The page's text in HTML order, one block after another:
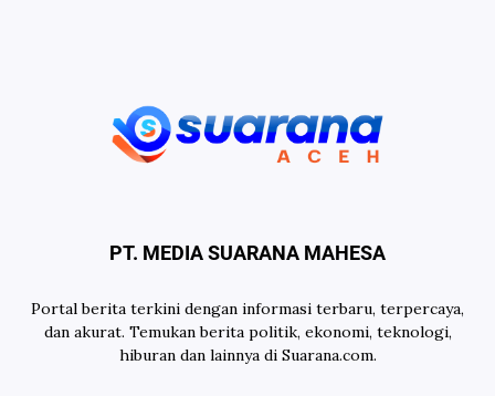
PT. MEDIA SUARANA MAHESA
Portal berita terkini dengan informasi terbaru, terpercaya,
dan akurat. Temukan berita politik, ekonomi, teknologi,
hiburan dan lainnya di Suarana.com.